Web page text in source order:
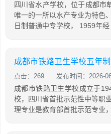
四川省水产学校，位于成都市
唯一的一所以水产专业为特色
日制普通中专学校， 1959年经
点击：269 发布时间：2026-
成都市铁路卫生学校成立于
校，四川省首批示范性中等职
理专业是教育部首批示范专业，